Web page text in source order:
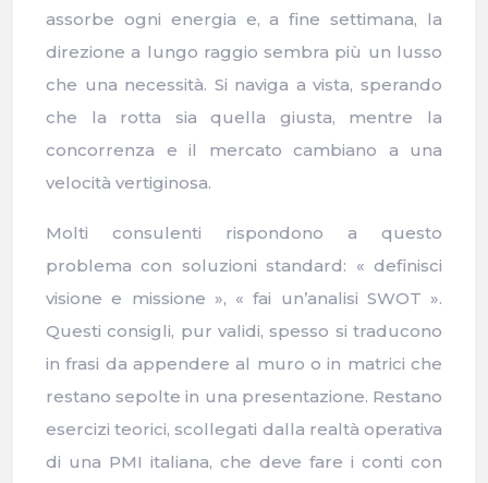
assorbe ogni energia e, a fine settimana, la
direzione a lungo raggio sembra più un lusso
che una necessità. Si naviga a vista, sperando
che la rotta sia quella giusta, mentre la
concorrenza e il mercato cambiano a una
velocità vertiginosa.
Molti consulenti rispondono a questo
problema con soluzioni standard: « definisci
visione e missione », « fai un’analisi SWOT ».
Questi consigli, pur validi, spesso si traducono
in frasi da appendere al muro o in matrici che
restano sepolte in una presentazione. Restano
esercizi teorici, scollegati dalla realtà operativa
di una PMI italiana, che deve fare i conti con